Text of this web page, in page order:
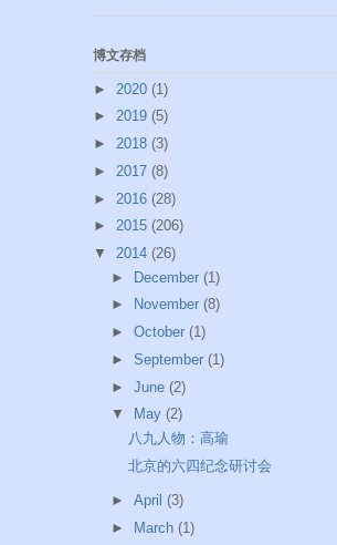
博文存档
► 2020 (1)
► 2019 (5)
► 2018 (3)
► 2017 (8)
► 2016 (28)
► 2015 (206)
▼ 2014 (26)
► December (1)
►
November (8)
► October (1)
► September (1)
► June (2)
▼
May (2)
八九人物：高瑜
北京的六四纪念研讨会
► April (3)
► March (1)